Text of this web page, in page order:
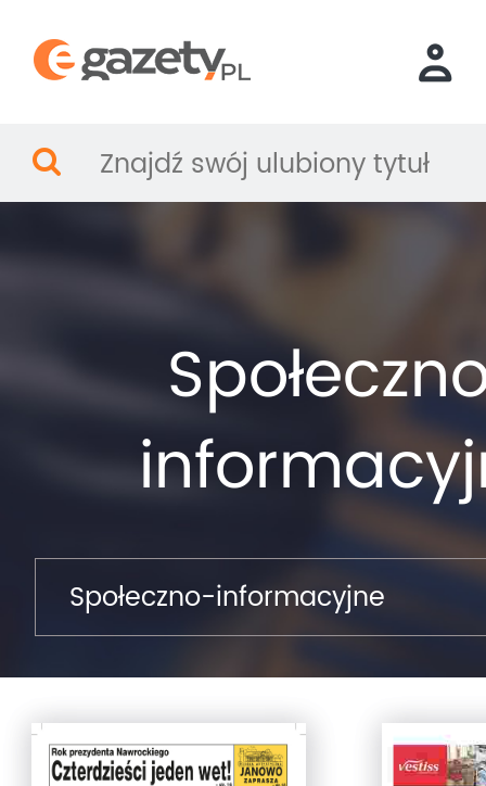
Społeczno-informacyjne